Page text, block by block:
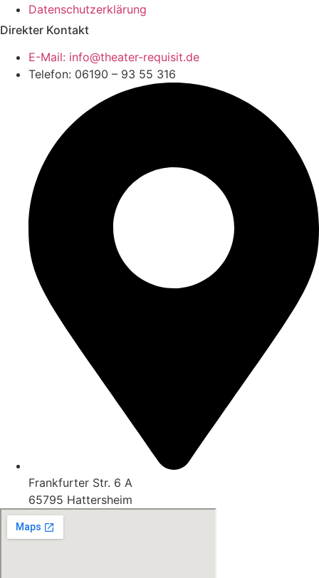
Datenschutzerklärung
Direkter Kontakt
E-Mail: info@theater-requisit.de
Telefon: 06190 – 93 55 316
Frankfurter Str. 6 A
65795 Hattersheim